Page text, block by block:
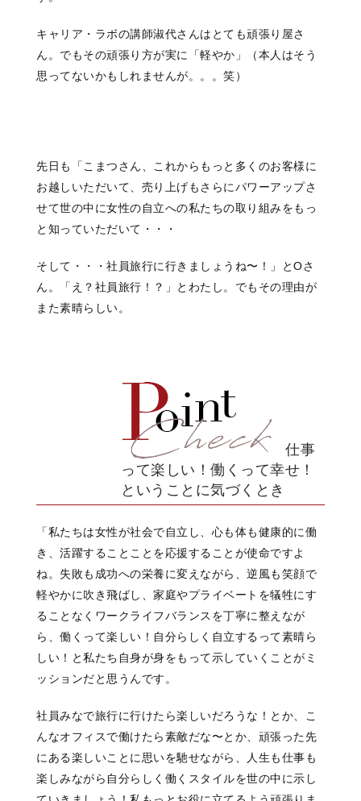
キャリア・ラボの講師淑代さんは とても頑張り屋さ
ん。 でもその頑張り方が実に「軽やか」
（本人はそう
思ってないかもしれませんが。。。笑）
先日も 「こまつさん、
これからもっと多くのお客様に
お越しいただいて、 売り上げもさらにパワーアップさ
せて世の中に女性の自立への私たちの取り組みをもっ
と知っていただいて・・・
そして・・・ 社員旅行に行きましょうね〜！」
とOさ
ん。
「え？社員旅行！？」とわたし。 でもその理由が
また素晴らしい。
仕事
って楽しい！働くって幸せ！
ということに気づくとき
「私たちは女性が社会で自立し、 心も体も健康的に働
き、 活躍することことを応援することが使命ですよ
ね。 失敗も成功への栄養に変えながら、 逆風も笑顔で
軽やかに吹き飛ばし、 家庭やプライベートを犠牲にす
ることなく ワークライフバランスを丁寧に整えなが
ら、 働くって楽しい！ 自分らしく自立するって素晴ら
しい！と私たち自身が身をもって示していくことが ミ
ッションだと思うんです。
社員みなで旅行に行けたら楽しいだろうな！とか、
こ
んなオフィスで働けたら素敵だな〜とか、 頑張った先
にある楽しいことに思いを馳せながら、
人生も仕事も
楽しみながら 自分らしく働くスタイルを世の中に示し